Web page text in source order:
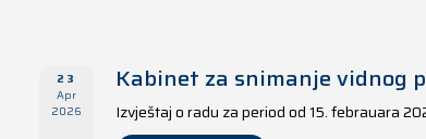
23
Apr
2026
Kabinet za snimanje vidnog
Izvještaj o radu za period od 15. febrauara